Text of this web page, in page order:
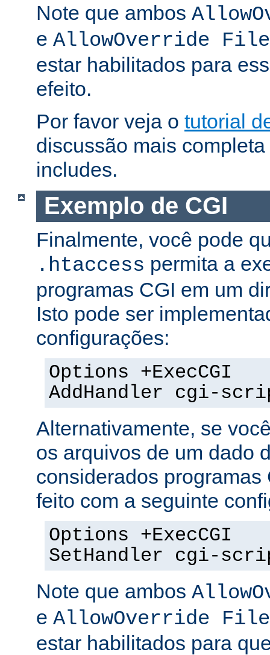
Note que ambos
e AllowOverride
estar habilitados para
efeito.
Por favor veja o tutorial
discussão mais
includes.
Exemplo de CGI
Finalmente, você pode
.htaccess permita a
programas CGI em um
Isto pode ser
configurações:
Options +ExecCGI
AddHandler cgi-
Alternativamente, se
os arquivos de um dado
considerados programas
feito com a seguinte
Options +ExecCGI
SetHandler cgi-
Note que ambos
e AllowOverride
estar habilitados para